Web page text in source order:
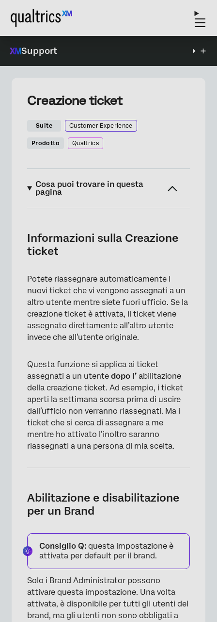
Support
Creazione ticket
Suite Customer Experience
Prodotto Qualtrics
Cosa puoi trovare in questa
pagina
Abilitazione e disabilitazione per un Brand
Utilizzo della Creazione ticket
Informazioni sulla Creazione
ticket
Potete riassegnare automaticamente i
nuovi ticket che vi vengono assegnati a un
altro utente mentre siete fuori ufficio. Se la
creazione ticket è attivata, il ticket viene
assegnato direttamente all’altro utente
invece che all’utente originale.
Questa funzione si applica ai ticket
assegnati a un utente dopo l’ abilitazione
della creazione ticket. Ad esempio, i ticket
aperti la settimana scorsa prima di uscire
dall’ufficio non verranno riassegnati. Ma i
ticket che si cerca di assegnare a me
mentre ho attivato l’inoltro saranno
riassegnati a una persona di mia scelta.
Abilitazione e disabilitazione
per un Brand
Consiglio Q: questa impostazione è
attivata per default per il brand.
Solo i Brand Administrator possono
attivare questa impostazione. Una volta
attivata, è disponibile per tutti gli utenti del
brand, ma gli utenti non sono obbligati a